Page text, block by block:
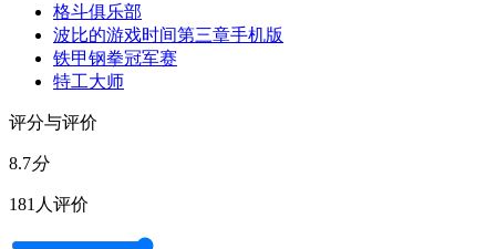
格斗俱乐部
波比的游戏时间第三章手机版
铁甲钢拳冠军赛
特工大师
评分与评价
8.7分
181人评价